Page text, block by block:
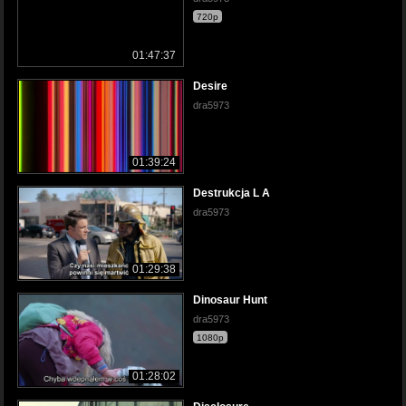
01:47:37
720p
01:39:24
Desire
dra5973
01:29:38
Destrukcja L A
dra5973
01:28:02
Dinosaur Hunt
dra5973
1080p